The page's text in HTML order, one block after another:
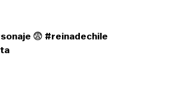
😨 #reinadechile